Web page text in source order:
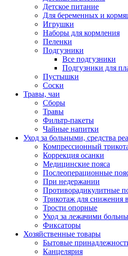
Детское питание
Для беременных и
Игрушки
Наборы для кормления
Пеленки
Подгузники
Все подгузники
Подгузники для
Пустышки
Соски
Травы, чаи
Сборы
Травы
Фильтр-пакеты
Чайные напитки
Уход за больными, средства
Компрессионный
Коррекция осанки
Медицинские пояса
Послеоперационные
При недержании
Противорадикулитные
Трикотаж для снижения
Трости опорные
Уход за лежачими
Фиксаторы
Хозяйственные товары
Бытовые
Канцелярия